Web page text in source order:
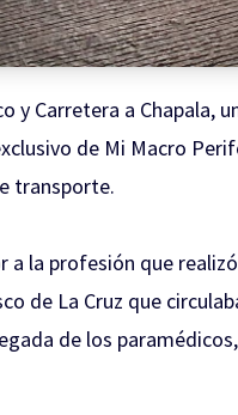
y Carretera a Chapala,
de Mi Macro
transporte.
a la profesión que
de La Cruz que
de los